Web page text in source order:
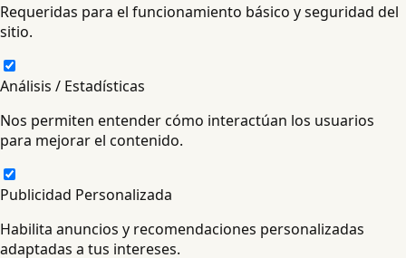
Requeridas para el funcionamiento básico y seguridad del
sitio.
Análisis / Estadísticas
Nos permiten entender cómo interactúan los usuarios
para mejorar el contenido.
Publicidad Personalizada
Habilita anuncios y recomendaciones personalizadas
adaptadas a tus intereses.